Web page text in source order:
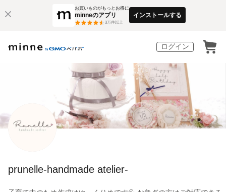
お買いものがもっとお得に
minneのアプリ
3万件以上
インストールする
ログイン
prunelle-handmade atelier-